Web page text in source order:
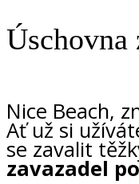
Úschovna
Nice Beach,
Ať už si
se zavalit
zavazadel